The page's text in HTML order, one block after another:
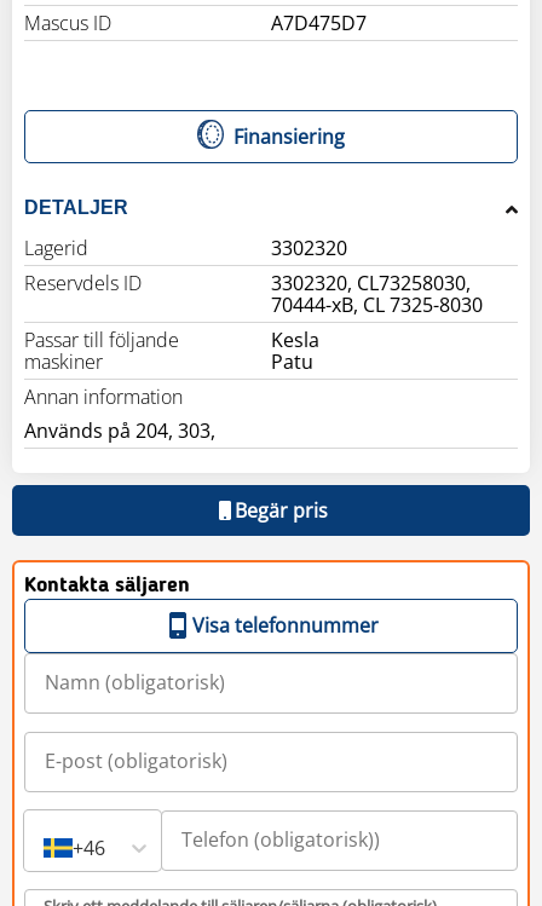
Mascus ID
A7D475D7
Finansiering
DETALJER
Lagerid
3302320
Reservdels ID
3302320, CL73258030,
70444-xB, CL 7325-8030
Passar till följande
maskiner
Kesla
Patu
Annan information
Används på 204, 303,
Begär pris
Kontakta säljaren
Visa telefonnummer
+46